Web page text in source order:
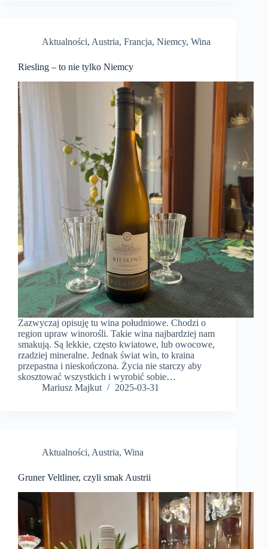
Aktualności, Austria, Francja, Niemcy, Wina
Riesling – to nie tylko Niemcy
Zazwyczaj opisuję tu wina południowe. Chodzi o
region upraw winorośli. Takie wina najbardziej nam
smakują. Są lekkie, często kwiatowe, lub owocowe,
rzadziej mineralne. Jednak świat win, to kraina
przepastna i nieskończona. Życia nie starczy aby
skosztować wszystkich i wyrobić sobie…
Mariusz Majkut
2025-03-31
Aktualności, Austria, Wina
Gruner Veltliner, czyli smak Austrii